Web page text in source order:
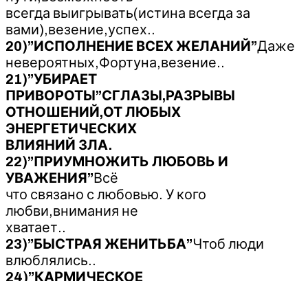
всегда выигрывать(истина всегда за
вами),везение,успех..
20)”ИСПОЛНЕНИЕ ВСЕХ ЖЕЛАНИЙ”Даже
невероятных,Фортуна,везение..
21)”УБИРАЕТ
ПРИВОРОТЫ”СГЛАЗЫ,РАЗРЫВЫ
ОТНОШЕНИЙ,ОТ ЛЮБЫХ
ЭНЕРГЕТИЧЕСКИХ
ВЛИЯНИЙ ЗЛА.
22)”ПРИУМНОЖИТЬ ЛЮБОВЬ И
УВАЖЕНИЯ”Всё
что связано с любовью. У кого
любви,внимания не
хватает..
23)”БЫСТРАЯ ЖЕНИТЬБА”Чтоб люди
влюблялись..
24)”КАРМИЧЕСКОЕ